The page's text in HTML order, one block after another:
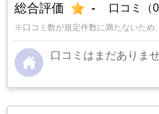
総合評価 - 口コミ（0
※口コミ数が規定件数に満たないため
口コミはまだありま